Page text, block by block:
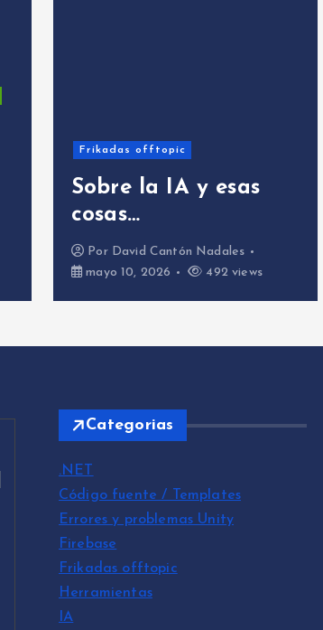
Frikadas offtopic
Sobre la IA y esas
cosas…
David Cantón Nadales
mayo 10, 2026
492 views
Categorias
.NET
Código fuente / Templates
Errores y problemas Unity
Firebase
Frikadas offtopic
Herramientas
IA